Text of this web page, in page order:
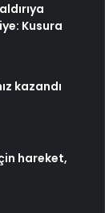
Kusura
kazandı
hareket,